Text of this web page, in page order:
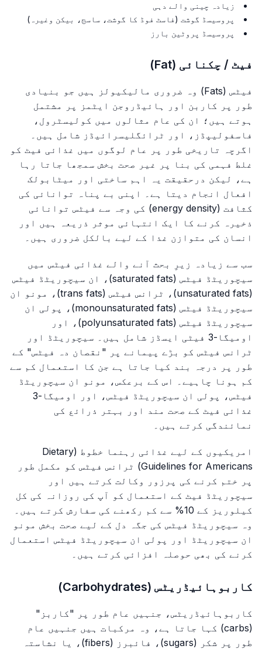
زیادہ چینی والے دہی
پروسیسڈ گوشت (فاسٹ فوڈ کا گوشت، ساسج، بیکن وغیرہ)
پروسیسڈ پروٹین بارز
فیٹ / چکنائی (Fat)
فیٹس (Fats) وہ ضروری مالیکیولز ہیں جو بنیادی
طور پر کاربن اور ہائیڈروجن ایٹمز پر مشتمل
ہوتے ہیں؛ ان کی عام مثالوں میں کولیسٹرول،
فاسفولیپڈز، اور ٹرائگلیسرائیڈز شامل ہیں۔
اگرچہ تاریخی طور پر عام لوگوں میں غذائی فیٹ کو
غلط فہمی کی بنا پر غیر صحت بخش سمجھا جاتا رہا
ہے، لیکن درحقیقت یہ اہم ساختی اور میٹابولک
افعال انجام دیتا ہے۔ اپنی بے پناہ توانائی کی
کثافت (energy density) کی وجہ سے فیٹس توانائی
ذخیرہ کرنے کا ایک انتہائی موثر ذریعہ ہیں اور
انسان کی متوازن غذا کے لیے بالکل ضروری ہیں۔
سب سے زیادہ زیرِ بحث آنے والے غذائی فیٹس میں
سیچوریٹڈ فیٹس (saturated fats)، ان سیچوریٹڈ فیٹس
(unsaturated fats)، ٹرانس فیٹس (trans fats)، مونو ان
سیچوریٹڈ فیٹس (monounsaturated fats)، پولی ان
سیچوریٹڈ فیٹس (polyunsaturated fats)، اور
اومیگا-3 فیٹی ایسڈز شامل ہیں۔ سیچوریٹڈ اور
ٹرانس فیٹس کو بڑے پیمانے پر "نقصان دہ فیٹس" کے
طور پر درجہ بند کیا جاتا ہے جن کا استعمال کم سے
کم ہونا چاہیے۔ اس کے برعکس، مونو ان سیچوریٹڈ
فیٹس، پولی ان سیچوریٹڈ فیٹس، اور اومیگا-3
غذائی فیٹ کے صحت مند اور بہتر ذرائع کی
نمائندگی کرتے ہیں۔
امریکیوں کے لیے غذائی رہنما خطوط (Dietary
Guidelines for Americans) ٹرانس فیٹس کو مکمل طور
پر ختم کرنے کی پرزور وکالت کرتے ہیں اور
سیچوریٹڈ فیٹ کے استعمال کو آپ کی روزانہ کی کل
کیلوریز کے 10% سے کم رکھنے کی سفارش کرتے ہیں۔
وہ سیچوریٹڈ فیٹس کی جگہ دل کے لیے صحت بخش مونو
ان سیچوریٹڈ اور پولی ان سیچوریٹڈ فیٹس استعمال
کرنے کی بھی حوصلہ افزائی کرتے ہیں۔
کاربوہائیڈریٹس (Carbohydrates)
کاربوہائیڈریٹس، جنہیں عام طور پر "کاربز"
(carbs) کہا جاتا ہے، وہ مرکبات ہیں جنہیں عام
طور پر شکر (sugars)، فائبرز (fibers)، یا نشاستہ